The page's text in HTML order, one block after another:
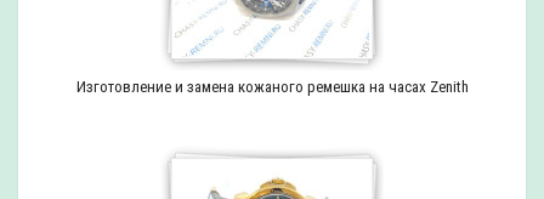
Изготовление и замена кожаного ремешка на часах Zenith